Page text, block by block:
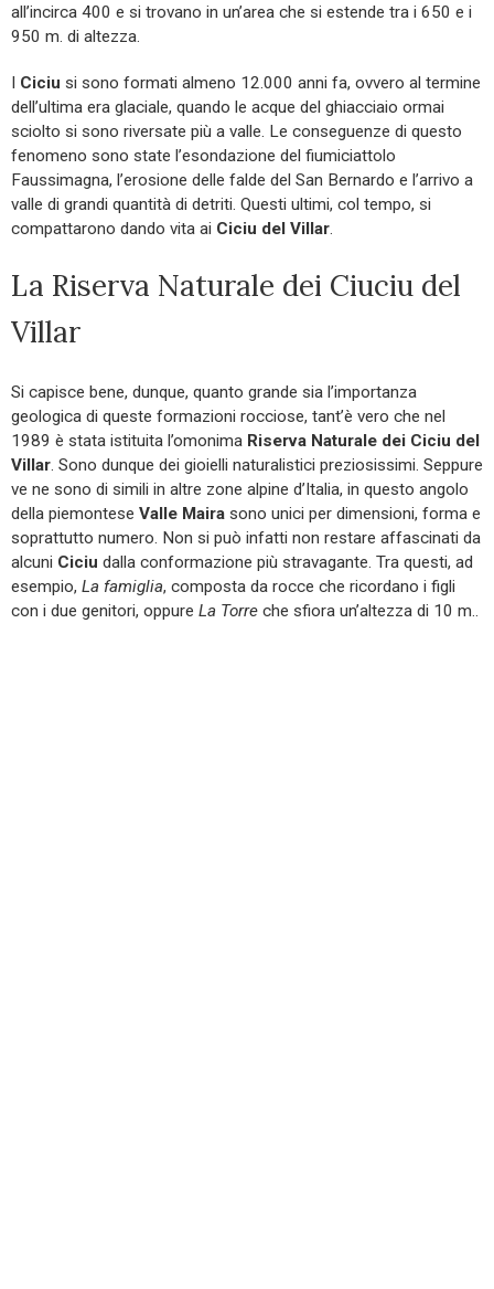
all’incirca 400 e si trovano in un’area che si estende tra i 650 e i
950 m. di altezza.
I Ciciu si sono formati almeno 12.000 anni fa, ovvero al termine
dell’ultima era glaciale, quando le acque del ghiacciaio ormai
sciolto si sono riversate più a valle. Le conseguenze di questo
fenomeno sono state l’esondazione del fiumiciattolo
Faussimagna, l’erosione delle falde del San Bernardo e l’arrivo a
valle di grandi quantità di detriti. Questi ultimi, col tempo, si
compattarono dando vita ai Ciciu del Villar.
La Riserva Naturale dei Ciuciu del
Villar
Si capisce bene, dunque, quanto grande sia l’importanza
geologica di queste formazioni rocciose, tant’è vero che nel
1989 è stata istituita l’omonima Riserva Naturale dei Ciciu del
Villar. Sono dunque dei gioielli naturalistici preziosissimi. Seppure
ve ne sono di simili in altre zone alpine d’Italia, in questo angolo
della piemontese Valle Maira sono unici per dimensioni, forma e
soprattutto numero. Non si può infatti non restare affascinati da
alcuni Ciciu dalla conformazione più stravagante. Tra questi, ad
esempio, La famiglia, composta da rocce che ricordano i figli
con i due genitori, oppure La Torre che sfiora un’altezza di 10 m..